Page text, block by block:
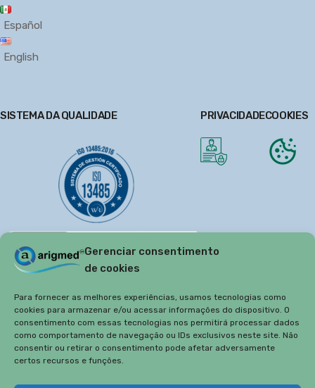
Gerenciar consentimento
de cookies
Para fornecer as melhores experiências, usamos tecnologias como
cookies para armazenar e/ou acessar informações do dispositivo. O
consentimento com essas tecnologias nos permitirá processar dados
como comportamento de navegação ou IDs exclusivos neste site. Não
consentir ou retirar o consentimento pode afetar adversamente
certos recursos e funções.
Español
English
SISTEMA DA QUALIDADE PRIVACIDADECOOKIES